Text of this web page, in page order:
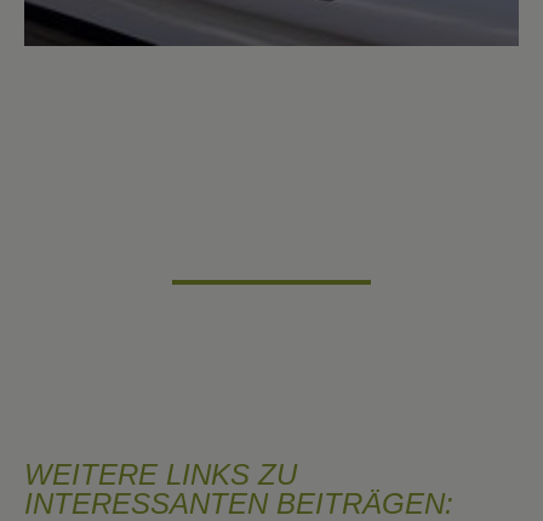
WEITERE LINKS ZU
INTERESSANTEN BEITRÄGEN: